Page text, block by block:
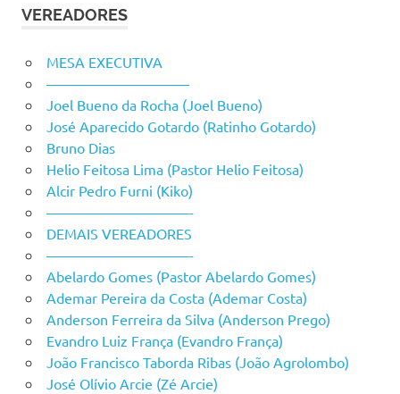
VEREADORES
MESA EXECUTIVA
——————————
Joel Bueno da Rocha (Joel Bueno)
José Aparecido Gotardo (Ratinho Gotardo)
Bruno Dias
Helio Feitosa Lima (Pastor Helio Feitosa)
Alcir Pedro Furni (Kiko)
——————————-
DEMAIS VEREADORES
——————————-
Abelardo Gomes (Pastor Abelardo Gomes)
Ademar Pereira da Costa (Ademar Costa)
Anderson Ferreira da Silva (Anderson Prego)
Evandro Luiz França (Evandro França)
João Francisco Taborda Ribas (João Agrolombo)
José Olívio Arcie (Zé Arcie)